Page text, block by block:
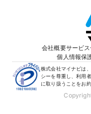
会社概要サービ
個人情報保
株式会社マイナビは
シーを尊重し、利用
に取り扱うことをお約